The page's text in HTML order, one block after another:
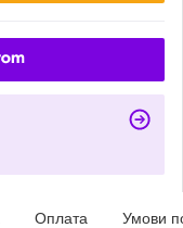
Оплата Умови